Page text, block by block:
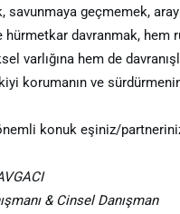
savunmaya geçmemek,
davranmak, hem
varlığına hem de
korumanın ve
konuk eşiniz/
& Cinsel Danışman